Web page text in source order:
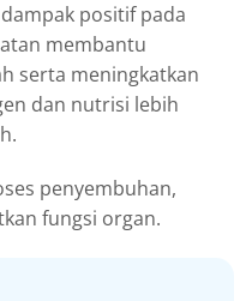
positif pada
membantu
serta meningkatkan
dan nutrisi lebih
penyembuhan,
fungsi organ.